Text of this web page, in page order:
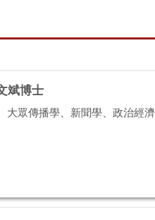
斌博士
大眾傳播學、新聞學、政治經濟